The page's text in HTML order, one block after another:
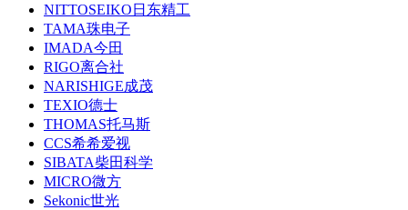
NITTOSEIKO日东精工
TAMA珠电子
IMADA今田
RIGO离合社
NARISHIGE成茂
TEXIO德士
THOMAS托马斯
CCS希希爱视
SIBATA柴田科学
MICRO微方
Sekonic世光